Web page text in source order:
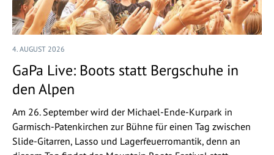
4. AUGUST 2026
GaPa Live: Boots statt Bergschuhe in
den Alpen
Am 26. September wird der Michael-Ende-Kurpark in
Garmisch-Patenkirchen zur Bühne für einen Tag zwischen
Slide-Gitarren, Lasso und Lagerfeuerromantik, denn an